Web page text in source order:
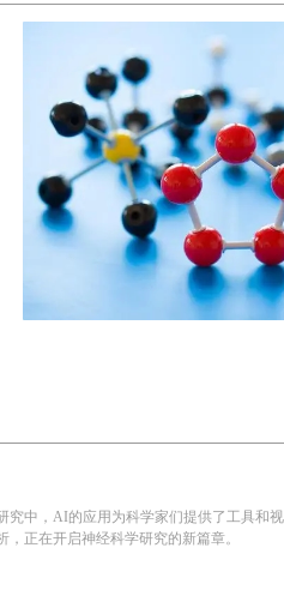
中，AI的应用为科学家们提供了工具和
正在开启神经科学研究的新篇章。